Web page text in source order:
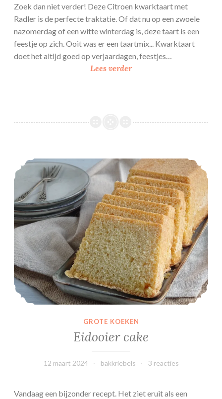
Zoek dan niet verder! Deze Citroen kwarktaart met
Radler is de perfecte traktatie. Of dat nu op een zwoele
nazomerdag of een witte winterdag is, deze taart is een
feestje op zich. Ooit was er een taartmix... Kwarktaart
doet het altijd goed op verjaardagen, feestjes…
Lees verderC
w
a
r
k
t
a
a
r
t
m
e
t
d
e
Eidooier cake
GROTE KOEKEN
Eidooier cake
12 maart 2024 bakkriebels 3 reacties
Vandaag een bijzonder recept. Het ziet eruit als een